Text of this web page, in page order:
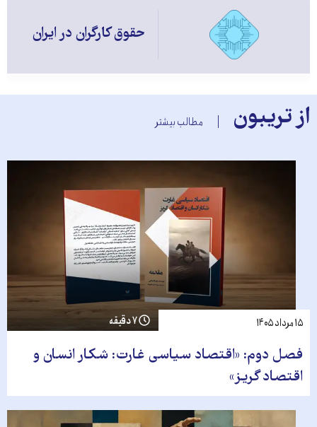
حقوق کارگران در ایران
از تریبون مطالب بیشتر
فصل دوم: «اقتصاد سیاسی غارت: شکار انسان و
اقتصاد گریز»
۱۵ مرداد ۱۴۰۵ ۷ دقیقه